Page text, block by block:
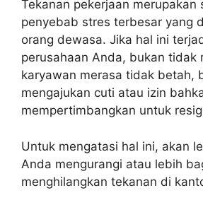
Tekanan pekerjaan merupakan
penyebab stres terbesar yang
orang dewasa. Jika hal ini
perusahaan Anda, bukan tidak
karyawan merasa tidak betah,
mengajukan cuti atau izin
mempertimbangkan untuk
Untuk mengatasi hal ini, akan
Anda mengurangi atau lebih
menghilangkan tekanan di